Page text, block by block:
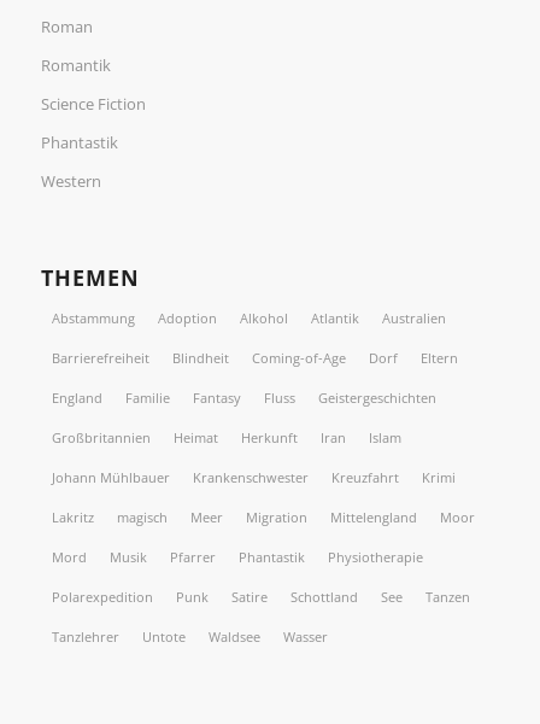
Roman
Romantik
Science Fiction
Phantastik
Western
THEMEN
Abstammung Adoption Alkohol Atlantik Australien
Barrierefreiheit Blindheit Coming-of-Age Dorf Eltern
England Familie Fantasy Fluss Geistergeschichten
Großbritannien Heimat Herkunft Iran Islam
Johann Mühlbauer Krankenschwester Kreuzfahrt Krimi
Lakritz magisch Meer Migration Mittelengland Moor
Mord Musik Pfarrer Phantastik Physiotherapie
Polarexpedition Punk Satire Schottland See Tanzen
Tanzlehrer Untote Waldsee Wasser